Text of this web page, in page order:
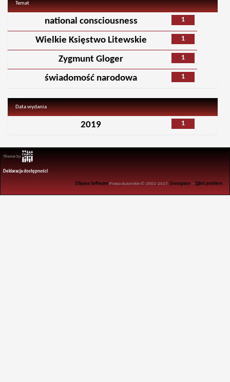
Temat
1
national consciousness
1
Wielkie Księstwo Litewskie
1
Zygmunt Gloger
1
świadomość narodowa
Data wydania
1
2019
Theme by
Deklaracja dostępności
DSpace Software Prawa Autorskie © 2002-2017 Duraspace -Zgłoś problem